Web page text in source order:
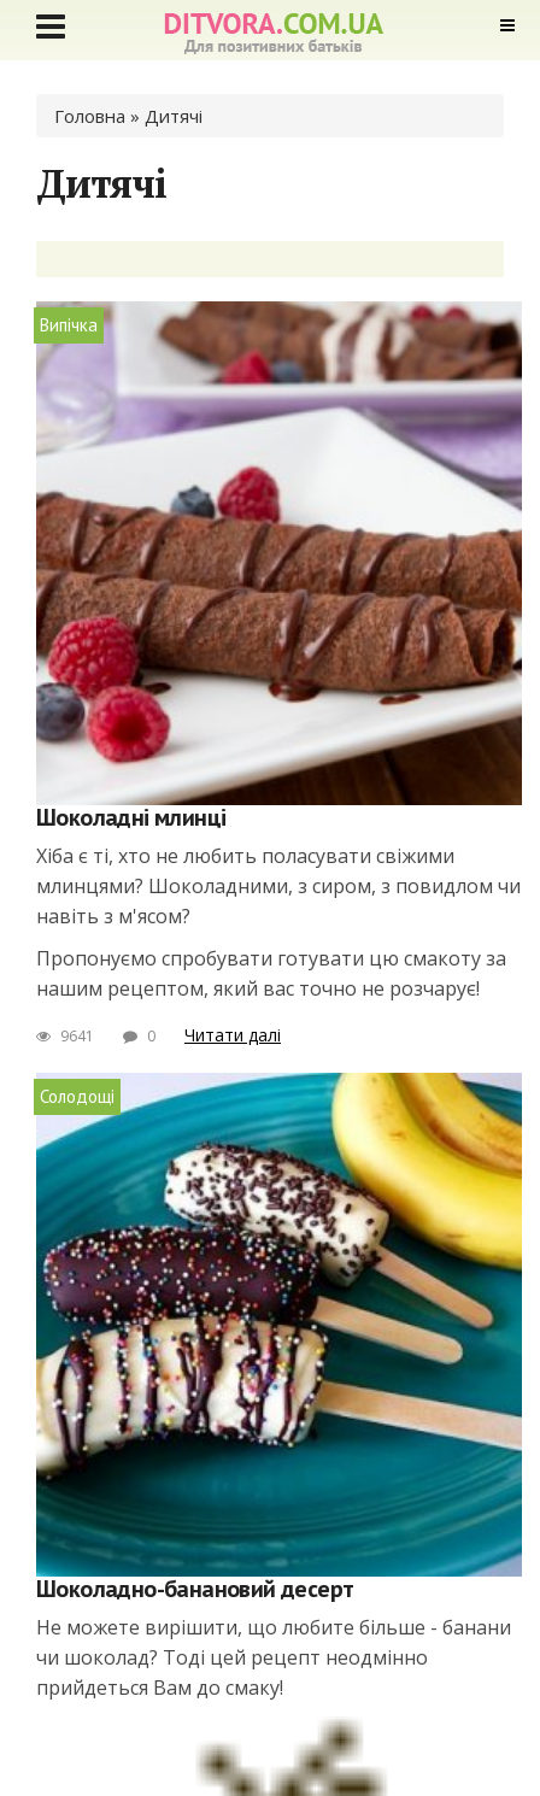
Ви є тут
Головна » Дитячі
Дитячі
Випічка
Шоколадні млинці
Хіба є ті, хто не любить поласувати свіжими
млинцями? Шоколадними, з сиром, з повидлом чи
навіть з м'ясом?
Пропонуємо спробувати готувати цю смакоту за
нашим рецептом, який вас точно не розчарує!
9641 0 Читати далі
Солодощі
Шоколадно-банановий десерт
Не можете вирішити, що любите більше - банани
чи шоколад? Тоді цей рецепт неодмінно
прийдеться Вам до смаку!